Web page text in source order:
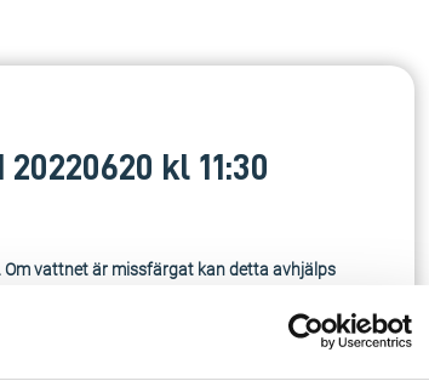
kl 11:30
vattnet är missfärgat kan detta avhjälps